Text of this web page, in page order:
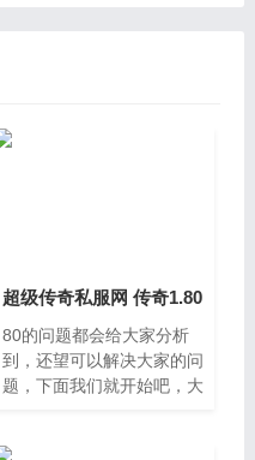
超级传奇私服网 传奇1.80
80的问题都会给大家分析
到，还望可以解决大家的问
题，下面我们就开始吧，大